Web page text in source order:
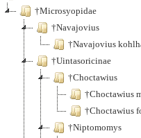
†Microsyopidae
†Navajovius
†Navajovius
†Uintasoricinae
†Choctawius
†Choctawius
†Choctawius
†Niptomomys